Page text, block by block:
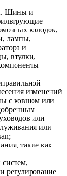
Шины и
колодок,
лампы,
и
втулки,
изменений
с ковшом или
или
или
такие как
регулирование